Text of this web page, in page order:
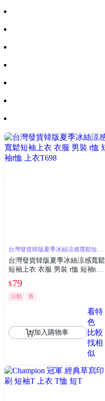
台灣發貨韓版夏季冰絲涼感寬鬆短袖
台灣發貨韓版夏季冰絲涼感寬鬆
短袖上衣 衣服 男裝 t恤 短袖t
$79
活動 券
加入購物車
看特
色
比較
找相
似